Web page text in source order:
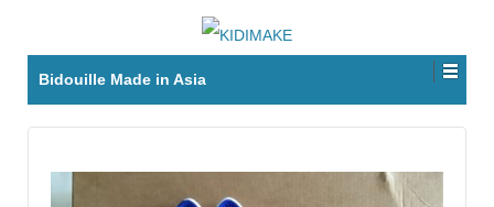
Bidouille Made in Asia